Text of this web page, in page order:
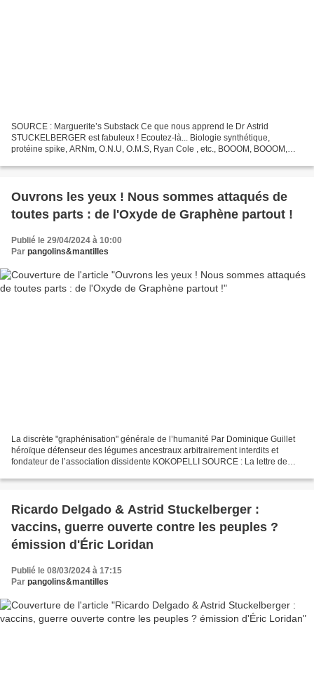
SOURCE : Marguerite’s Substack Ce que nous apprend le Dr Astrid
STUCKELBERGER est fabuleux ! Ecoutez-là... Biologie synthétique,
protéine spike, ARNm, O.N.U, O.M.S, Ryan Cole , etc., BOOOM, BOOOM,
Ouvrons les yeux ! Nous sommes attaqués de
toutes parts : de l'Oxyde de Graphène partout !
Publié le 29/04/2024 à 10:00
Par pangolins&mantilles
La discrète "graphénisation" générale de l’humanité Par Dominique Guillet
héroïque défenseur des légumes ancestraux arbitrairement interdits et
fondateur de l’association dissidente KOKOPELLI SOURCE : La lettre de
Ricardo Delgado & Astrid Stuckelberger :
vaccins, guerre ouverte contre les peuples ?
émission d'Éric Loridan
Publié le 08/03/2024 à 17:15
Par pangolins&mantilles